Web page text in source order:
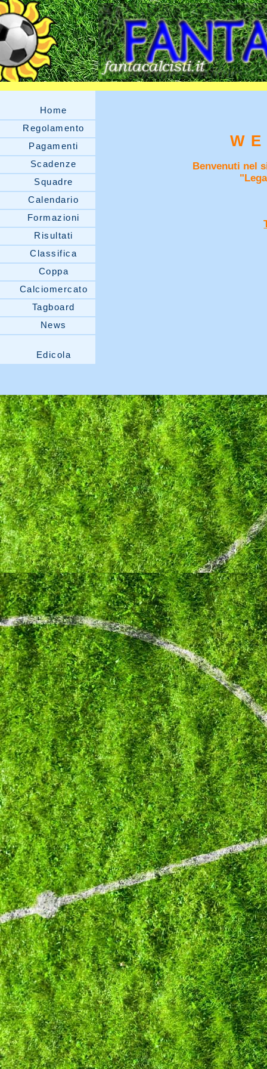
Home
Regolamento
Pagamenti
Scadenze
Squadre
Calendario
Formazioni
Risultati
Classifica
Coppa
Calciomercato
Tagboard
News
Edicola
Benvenuti nel